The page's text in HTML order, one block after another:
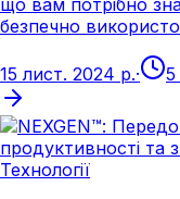
що вам потрібно
безпечно
15 лист. 2024 р.· 5
Технології